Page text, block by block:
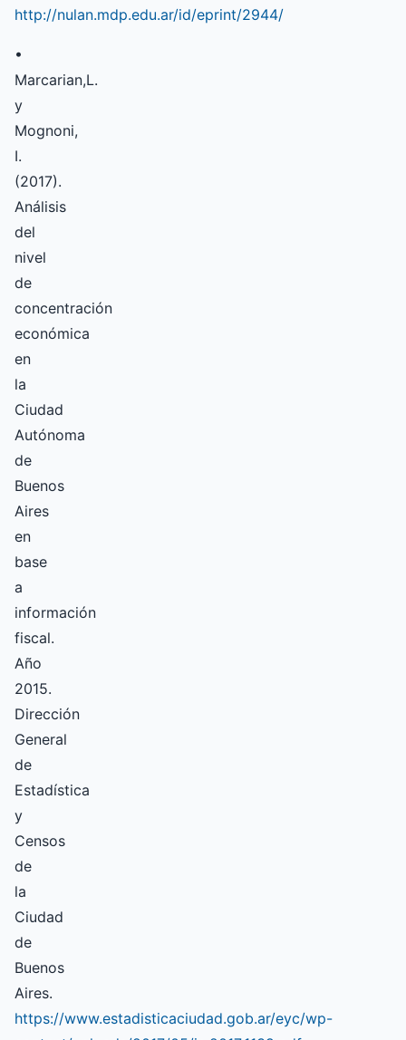
http://nulan.mdp.edu.ar/id/eprint/2944/
•
Marcarian,L.
y
Mognoni,
I.
(2017).
Análisis
del
nivel
de
concentración
económica
en
la
Ciudad
Autónoma
de
Buenos
Aires
en
base
a
información
fiscal.
Año
2015.
Dirección
General
de
Estadística
y
Censos
de
la
Ciudad
de
Buenos
Aires.
https://www.estadisticaciudad.gob.ar/eyc/wp-